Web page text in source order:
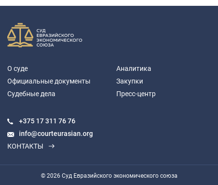
О суде
Официальные документы
Судебные дела
Аналитика
Закупки
Пресс-центр
+375 17311 76 76
info@courteurasian.org
КОНТАКТЫ
© 2026 Суд Евразийского экономического союза